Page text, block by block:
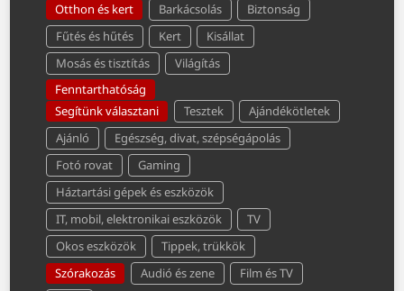
Otthon és kert
Barkácsolás
Biztonság
Fűtés és hűtés
Kert
Kisállat
Mosás és tisztítás
Világítás
Fenntarthatóság
Segítünk választani
Tesztek
Ajándékötletek
Ajánló
Egészség, divat, szépségápolás
Fotó rovat
Gaming
Háztartási gépek és eszközök
IT, mobil, elektronikai eszközök
TV
Okos eszközök
Tippek, trükkök
Szórakozás
Audió és zene
Film és TV